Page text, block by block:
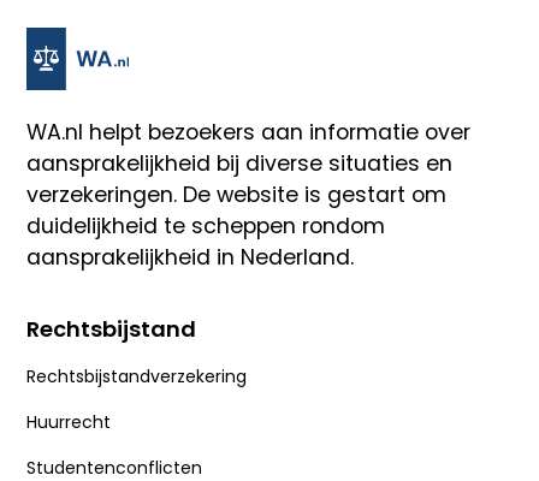
WA.nl helpt bezoekers aan informatie over
aansprakelijkheid bij diverse situaties en
verzekeringen. De website is gestart om
duidelijkheid te scheppen rondom
aansprakelijkheid in Nederland.
Rechtsbijstand
Rechtsbijstandverzekering
Huurrecht
Studentenconflicten